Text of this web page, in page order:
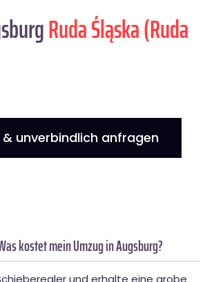
Ruda Śląska (Ruda
unverbindlich anfragen
kostet mein Umzug in Augsburg?
und erhalte eine grobe